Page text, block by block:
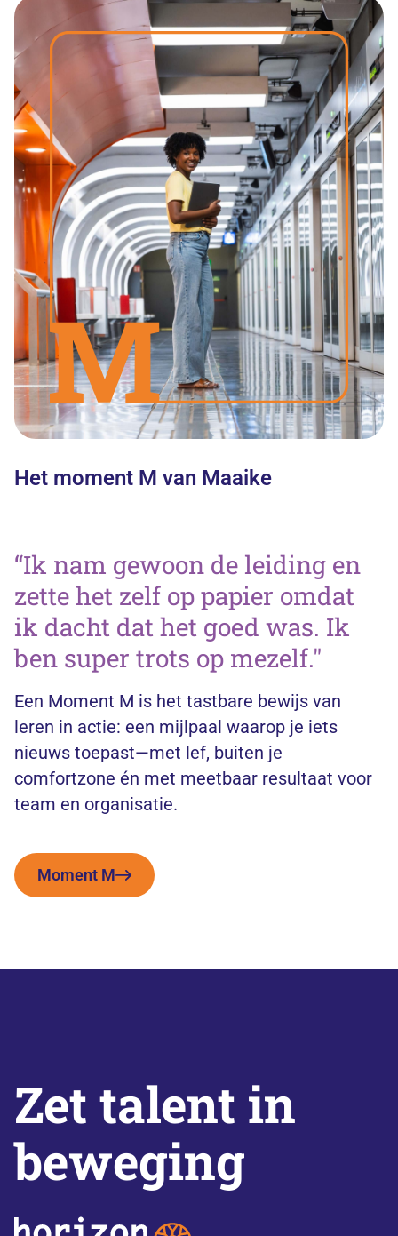
Het moment M van Maaike
“Ik nam gewoon de leiding en
zette het zelf op papier omdat
ik dacht dat het goed was. Ik
ben super trots op mezelf."
Een Moment M is het tastbare bewijs van
leren in actie: een mijlpaal waarop je iets
nieuws toepast—met lef, buiten je
comfortzone én met meetbaar resultaat voor
team en organisatie.
Moment M
Zet talent in
beweging